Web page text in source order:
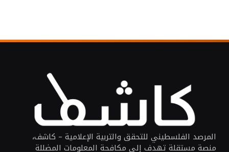
المرصد الفلسطيني للتحقق والتربية الإعلامية – كاشف،
منصة مستقلة تهدف إلى مكافحة المعلومات المضللة